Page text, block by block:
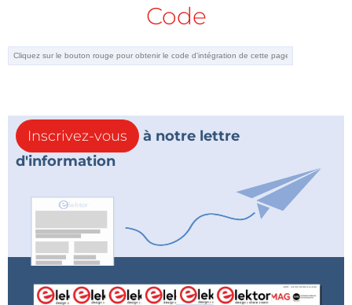
Code
Inscrivez-vous
à notre lettre
d'information